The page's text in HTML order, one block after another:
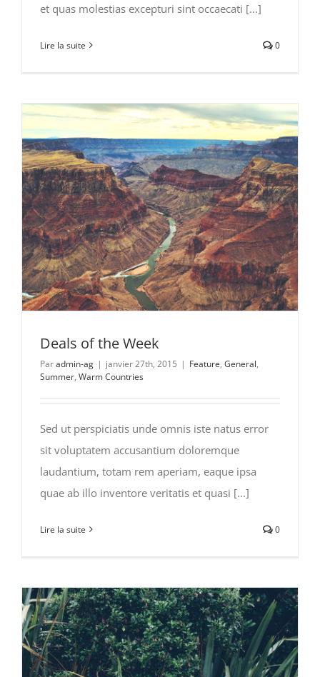
et quas molestias excepturi sint occaecati [...]
Lire la suite 0
Deals of the Week
Paradmin-ag | janvier 27th, 2015 | Feature, General,
Summer, Warm Countries
Sed ut perspiciatis unde omnis iste natus error
sit voluptatem accusantium doloremque
laudantium, totam rem aperiam, eaque ipsa
quae ab illo inventore veritatis et quasi [...]
Lire la suite 0